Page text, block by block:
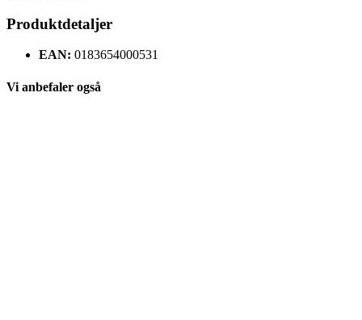
Produktdetaljer
EAN: 0183654000531
Vi anbefaler også